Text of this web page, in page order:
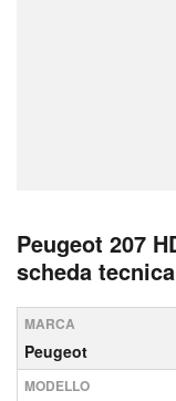
Peugeot 207
scheda tecnica
MARCA
Peugeot
MODELLO